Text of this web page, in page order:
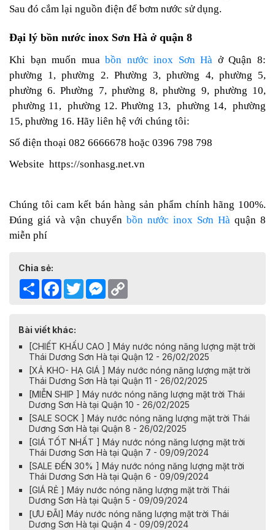
Sau đó cắm lại nguồn điện để bơm nước sử dụng.
Đại lý bồn nước inox Sơn Hà ở quận 8
Khi bạn muốn muabồn nước inox Sơn Hà ở Quận 8:
phường 1,phường 2. Phường 3,phường 4, phường 5,
phường 6. Phường 7, phường 8,phường 9, phường 10,
phường 11, phường 12. Phường 13, phường 14, phường
15, phường 16. Hãy liên hệ với chúng tôi:
Số điện thoại 082 6666678 hoặc 0396 798 798
Website https://sonhasg.net.vn
Chúng tôi cam kết bán hàng sản phẩm chính hãng 100%.
Đúng giá và vận chuyển bồn nước inox Sơn Hà quận 8
miễn phí
Chia sẻ:
Share Facebook
TwitterMessenger
Bài viết khác:
[CHIẾT KHẤU CAO ] Máy nước nóng năng lượng mặt trời
Thái Dương Sơn Hà tại Quận 12 - 26/02/2025
[XẢ KHO- HẠ GIÁ ] Máy nước nóng năng lượng mặt trời
Thái Dương Sơn Hà tại Quận 11 - 26/02/2025
[MIỄN SHIP ] Máy nước nóng năng lượng mặt trời Thái
Dương Sơn Hà tại Quận 10 - 26/02/2025
[SALE SOCK ] Máy nước nóng năng lượng mặt trời Thái
Dương Sơn Hà tại Quận 8 - 26/02/2025
[GIÁ TỐT NHẤT ] Máy nước nóng năng lượng mặt trời
Thái Dương Sơn Hà tại Quận 7 - 09/09/2024
[SALE ĐẾN 30% ] Máy nước nóng năng lượng mặt trời
Thái Dương Sơn Hà tại Quận 6 - 09/09/2024
[GIÁ RẺ ] Máy nước nóng năng lượng mặt trời Thái
Dương Sơn Hà tại Quận 5 - 09/09/2024
[ƯU ĐÃI] Máy nước nóng năng lượng mặt trời Thái
Dương Sơn Hà tại Quận 4 - 09/09/2024